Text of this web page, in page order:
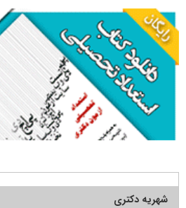
شهریه دکتری